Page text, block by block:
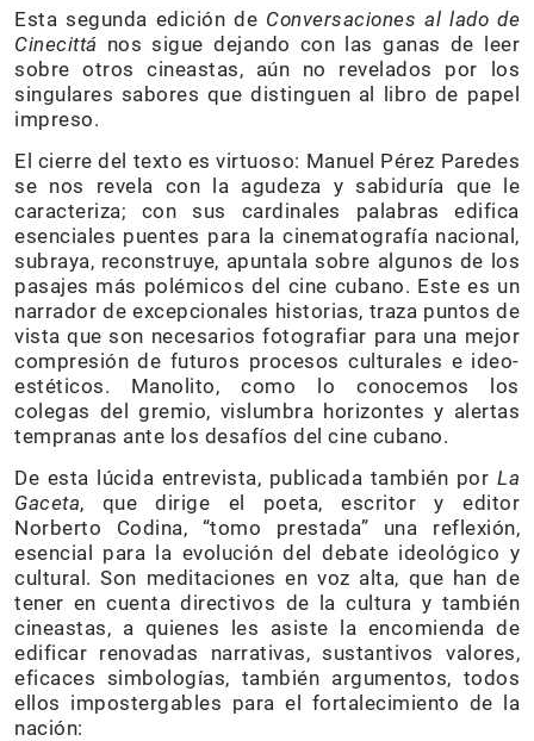
Esta segunda edición de Conversaciones al lado de
Cinecittá nos sigue dejando con las ganas de leer
sobre otros cineastas, aún no revelados por los
singulares sabores que distinguen al libro de papel
impreso.
El cierre del texto es virtuoso: Manuel Pérez Paredes
se nos revela con la agudeza y sabiduría que le
caracteriza; con sus cardinales palabras edifica
esenciales puentes para la cinematografía nacional,
subraya, reconstruye, apuntala sobre algunos de los
pasajes más polémicos del cine cubano. Este es un
narrador de excepcionales historias, traza puntos de
vista que son necesarios fotografiar para una mejor
compresión de futuros procesos culturales e ideo-
estéticos. Manolito, como lo conocemos los
colegas del gremio, vislumbra horizontes y alertas
tempranas ante los desafíos del cine cubano.
De esta lúcida entrevista, publicada también por La
Gaceta, que dirige el poeta, escritor y editor
Norberto Codina, “tomo prestada” una reflexión,
esencial para la evolución del debate ideológico y
cultural. Son meditaciones en voz alta, que han de
tener en cuenta directivos de la cultura y también
cineastas, a quienes les asiste la encomienda de
edificar renovadas narrativas, sustantivos valores,
eficaces simbologías, también argumentos, todos
ellos impostergables para el fortalecimiento de la
nación: